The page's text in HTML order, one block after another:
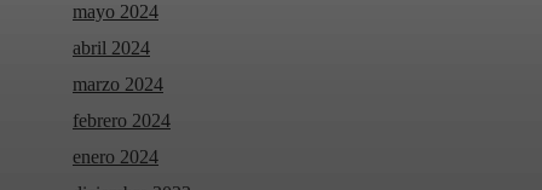
mayo 2024
abril 2024
marzo 2024
febrero 2024
enero 2024